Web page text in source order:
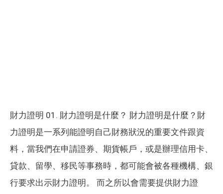
財力證明 01. 財力證明是什麼？ 財力證明是什麼？財
力證明是一系列能證明自己財務狀況的重要文件跟資
料，當我們在申請證券、期貨帳戶，或是辦理信用卡、
貸款、留學、移民等事務時，都可能會被各種機構、銀
行要求出示財力證明。 而之所以會需要提供財力證